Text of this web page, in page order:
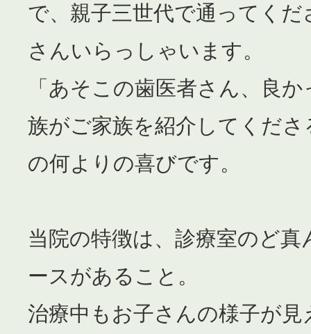
で、親子三世代で通ってく
さんいらっしゃいます。
「あそこの歯医者さん、良
族がご家族を紹介してくだ
の何よりの喜びです。
当院の特徴は、診療室のど
ースがあること。
治療中もお子さんの様子が